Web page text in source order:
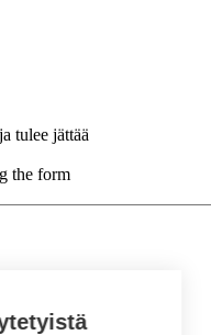
tulee jättää
the form